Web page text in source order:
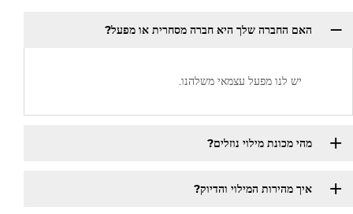
האם החברה שלך היא חברה מסחרית או מפעל?
יש לנו מפעל עצמאי משלהנו.
מהי מכונת מילוי נוזלים?
איך מהירות המילוי והדיוק?